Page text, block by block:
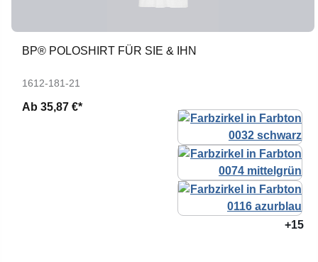
BP® POLOSHIRT FÜR SIE & IHN
1612-181-21
Ab 35,87 €*
+15